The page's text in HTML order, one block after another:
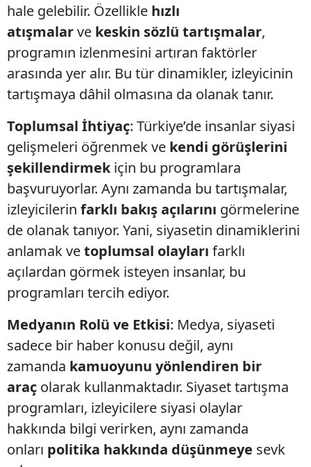
hale gelebilir. Özellikle hızlı
atışmalarve keskin sözlü tartışmalar,
programın izlenmesini artıran faktörler
arasında yer alır. Bu tür dinamikler, izleyicinin
tartışmaya dâhil olmasına da olanak tanır.
Toplumsal İhtiyaç: Türkiye’de insanlar siyasi
gelişmeleri öğrenmek ve kendi görüşlerini
şekillendirmekiçin bu programlara
başvuruyorlar. Aynı zamanda bu tartışmalar,
izleyicilerin farklı bakış açılarını görmelerine
de olanak tanıyor. Yani, siyasetin dinamiklerini
anlamak vetoplumsal olayları farklı
açılardan görmek isteyen insanlar, bu
programları tercih ediyor.
Medyanın Rolü ve Etkisi: Medya, siyaseti
sadece bir haber konusu değil, aynı
zamanda kamuoyunu yönlendiren bir
araç olarak kullanmaktadır. Siyaset tartışma
programları, izleyicilere siyasi olaylar
hakkında bilgi verirken, aynı zamanda
onları politika hakkında düşünmeye sevk